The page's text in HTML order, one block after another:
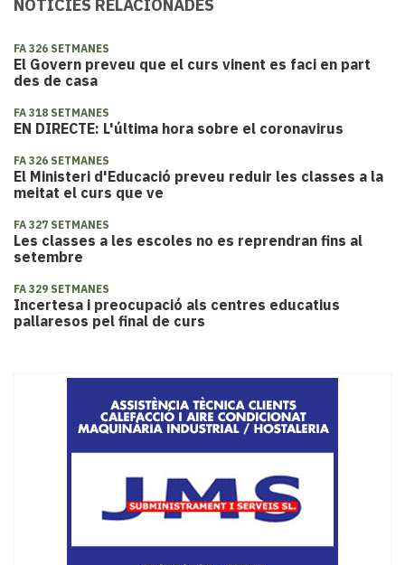
NOTÍCIES RELACIONADES
FA 326 SETMANES
El Govern preveu que el curs vinent es faci en part
des de casa
FA 318 SETMANES
EN DIRECTE: L'última hora sobre el coronavirus
FA 326 SETMANES
El Ministeri d'Educació preveu reduir les classes a la
meitat el curs que ve
FA 327 SETMANES
Les classes a les escoles no es reprendran fins al
setembre
FA 329 SETMANES
Incertesa i preocupació als centres educatius
pallaresos pel final de curs